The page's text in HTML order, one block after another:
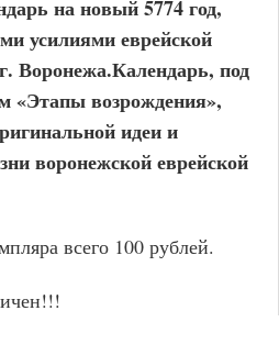
на новый 5774 год,
усилиями еврейской
Воронежа.Календарь, под
«Этапы возрождения»,
идеи и
воронежской еврейской
всего 100 рублей.